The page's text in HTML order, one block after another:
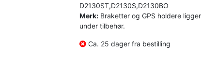
D2130ST,D2130S,D2130BO
Merk: Braketter og GPS holdere ligger
under tilbehør.
Ca. 25 dager fra bestilling